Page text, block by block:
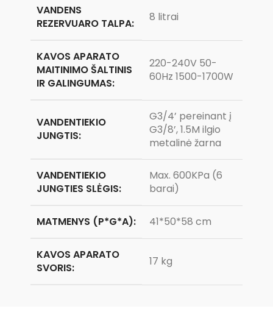
VANDENS
REZERVUARO TALPA:
8 litrai
KAVOS APARATO
MAITINIMO ŠALTINIS
IR GALINGUMAS:
220-240V 50-
60Hz 1500-1700W
VANDENTIEKIO
JUNGTIS:
G3/4’ pereinant į
G3/8’, 1.5M ilgio
metalinė žarna
VANDENTIEKIO
JUNGTIES SLĖGIS:
Max. 600KPa (6
barai)
MATMENYS (P*G*A): 41*50*58 cm
KAVOS APARATO
SVORIS:
17 kg